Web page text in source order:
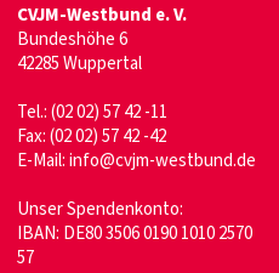
CVJM-Westbund e. V.
Bundeshöhe 6
42285 Wuppertal
Tel.: (02 02) 57 42 -11
Fax: (02 02) 57 42 -42
E-Mail:info@cvjm-westbund.de
Unser Spendenkonto:
IBAN: DE80 3506 0190 1010 2570
57